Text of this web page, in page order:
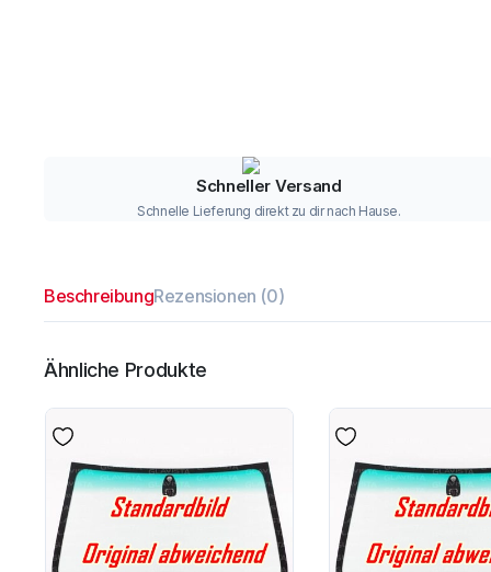
Schneller Versand
Schnelle Lieferung direkt zu dir nach Hause.
BeschreibungRezensionen (0)
Ähnliche Produkte